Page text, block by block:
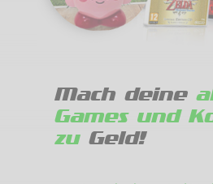
Mach deine
Games und
zuGeld!